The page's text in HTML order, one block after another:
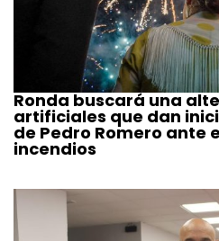
Ronda buscará una
artificiales que dan
de Pedro Romero ante
incendios